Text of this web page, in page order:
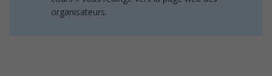
organisateurs.